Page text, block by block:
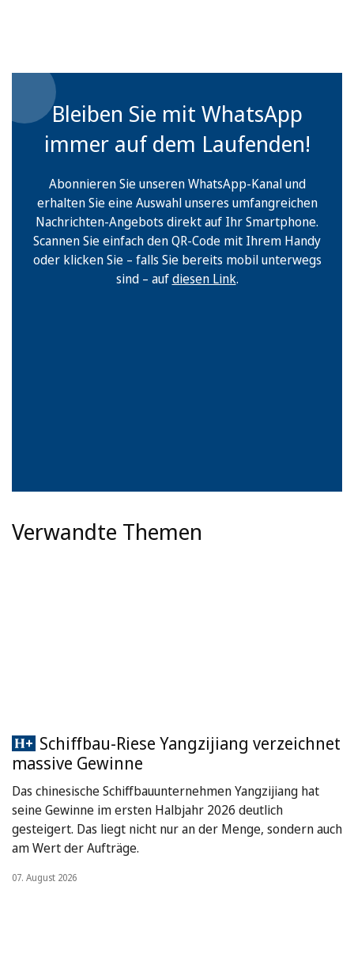
Bleiben Sie mit WhatsApp
immer auf dem Laufenden!
Abonnieren Sie unseren WhatsApp-Kanal und
erhalten Sie eine Auswahl unseres umfangreichen
Nachrichten-Angebots direkt auf Ihr Smartphone.
Scannen Sie einfach den QR-Code mit Ihrem Handy
oder klicken Sie – falls Sie bereits mobil unterwegs
sind – aufdiesen Link.
Verwandte Themen
Schiffbau-Riese Yangzijiang verzeichnet
massive Gewinne
Das chinesische Schiffbauunternehmen Yangzijiang hat
seine Gewinne im ersten Halbjahr 2026 deutlich
gesteigert. Das liegt nicht nur an der Menge, sondern auch
am Wert der Aufträge.
07. August 2026